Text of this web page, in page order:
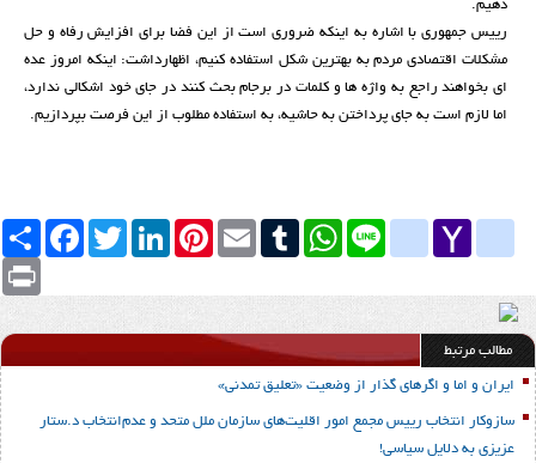
دهیم.
رییس جمهوری با اشاره به اینکه ضروری است از این فضا برای افزایش رفاه و حل
مشکلات اقتصادی مردم به بهترین شکل استفاده کنیم، اظهارداشت: اینکه امروز عده
ای بخواهند راجع به واژه ها و کلمات در برجام بحث کنند در جای خود اشکالی ندارد،
اما لازم است به جای پرداختن به حاشیه، به استفاده مطلوب از این فرصت بپردازیم.
Facebook TwitterLinkedInPinterest Email TumblrWhatsApp Line
google_bookmarks
Yahoo
yahoo_messenger
Print
مطالب مرتبط
ایران و اما و اگرهای گذار از وضعیت «تعلیق تمدنی»
سازوکار انتخاب رییس مجمع امور اقلیت‌های سازمان ملل متحد و عدم‌انتخاب د.ستار
عزیزی به دلایل سیاسی!